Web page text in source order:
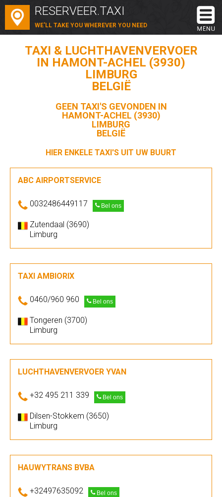
RESERVEER.TAXI
WE'LL TAKE YOU WHEREVER YOU NEED
TAXI & LUCHTHAVENVERVOER
IN HAMONT-ACHEL (3930)
LIMBURG
BELGIË
GEEN TAXI'S GEVONDEN IN
HAMONT-ACHEL (3930)
LIMBURG
BELGIË
HIER ENKELE TAXI'S UIT UW BUURT
ABC AIRPORTSERVICE
0032486449117 Bel ons
Zutendaal (3690)
Limburg
TAXI AMBIORIX
0460/960 960 Bel ons
Tongeren (3700)
Limburg
LUCHTHAVENVERVOER YVAN
+32 495 211 339 Bel ons
Dilsen-Stokkem (3650)
Limburg
HAUWYTRANS BVBA
+32497635092 Bel ons